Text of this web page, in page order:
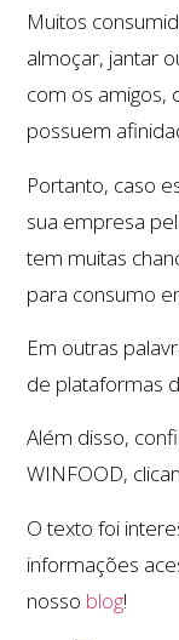
Muitos
almoçar, jantar
com os amigos,
possuem
Portanto, caso
sua empresa
tem muitas
para consumo
Em outras
de plataformas
Além disso,
WINFOOD,
O texto foi
informações
nosso blog!